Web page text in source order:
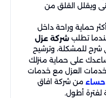
ويقلل القلق من
حماية وراحة داخل
تطلب شركة عزل
شرح للمشكلة، وترشيح
على حماية منزلك
العزل مع خدمات
من شركة افاق
لفترة أطول.